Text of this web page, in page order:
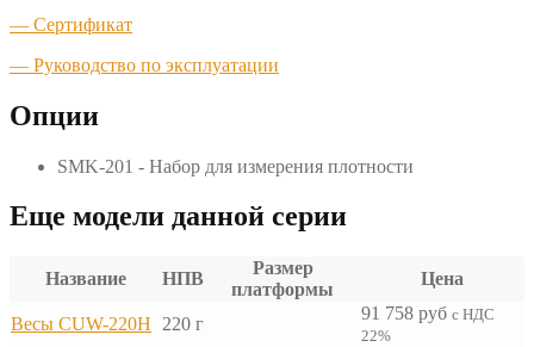
— Сертификат
— Руководство по эксплуатации
Опции
SMK-201 - Набор для измерения плотности
Еще модели данной серии
Название НПВ
Размер
платформы
Цена
Весы CUW-220H 220 г
91 758 руб с НДС
22%